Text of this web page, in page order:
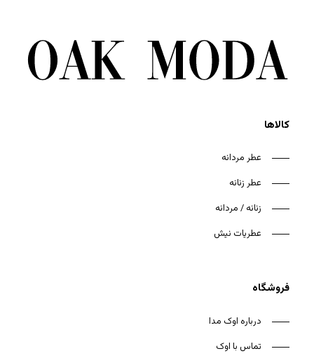
کالاها
عطر مردانه
عطر زنانه
زنانه / مردانه
عطریات نیش
فروشگاه
درباره اوک مدا
تماس با اوک